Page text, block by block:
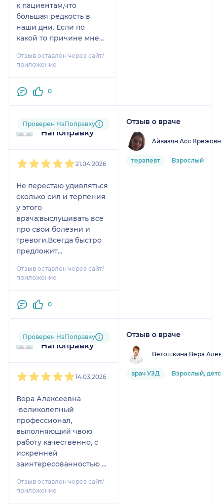
к пациентам,что
большая редкость в
наши дни. Если по
какой то причине мне
прием к другому врачу
,чувствую себя не
Отзыв оставлен через сайт/
приложение
0
Пользователь
НаПоправку
Проверен НаПоправку
21.04.2026
Не перестаю удивляться
сколько сил и терпения
у этого
врача:выслушивать все
про свои болезни и
тревоги.Всегда быстро
предложит
рецепт,направление и
даст дельный совет.
Отзыв оставлен через сайт/
приложение
0
Отзыв о враче
Айвазян Ася
терапевт Взрослый
Пользователь
НаПоправку
Проверен НаПоправку
14.03.2026
Вера Алексеевна
-великолепный
профессионал,
выполняющий чвою
работу качественно, с
искренней
заинтересованностью в
Доброжелательность,
интеллигентность - ее
Отзыв оставлен через сайт/
приложение
Отзыв о враче
Ветошкина Вера
врач УЗД Взрослый,